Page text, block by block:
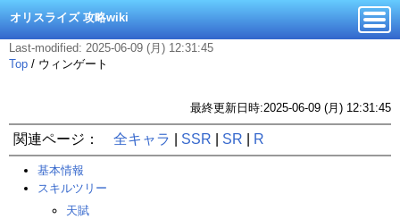
オリスライズ 攻略wiki
Last-modified: 2025-06-09 (月) 12:31:45
Top / ウィンゲート
最終更新日時:2025-06-09 (月) 12:31:45
関連ページ： 全キャラ SSR SR R
基本情報
スキルツリー
天賦